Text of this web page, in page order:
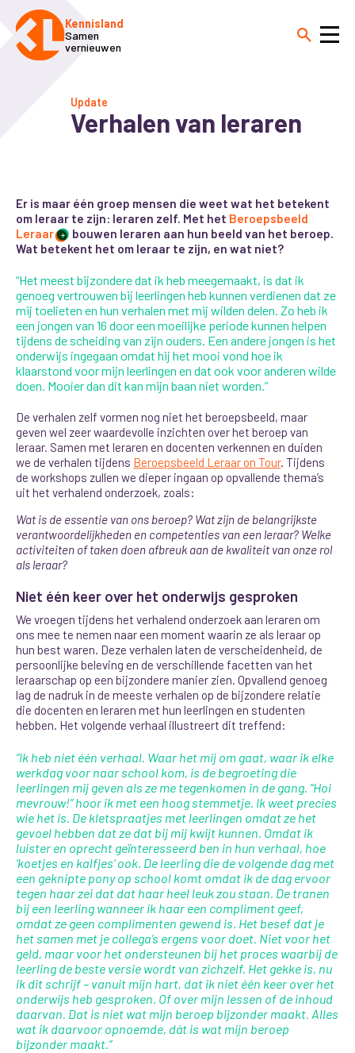
Kennisland
Samen
vernieuwen
Update
Verhalen van leraren
Er is maar één groep mensen die weet wat het betekent
om leraar te zijn: leraren zelf. Met het Beroepsbeeld
Leraar +
bouwen leraren aan hun beeld van het beroep.
Wat betekent het om leraar te zijn, en wat niet?
“Het meest bijzondere dat ik heb meegemaakt, is dat ik
genoeg vertrouwen bij leerlingen heb kunnen verdienen dat ze
mij toelieten en hun verhalen met mij wilden delen. Zo heb ik
een jongen van 16 door een moeilijke periode kunnen helpen
tijdens de scheiding van zijn ouders. Een andere jongen is het
onderwijs ingegaan omdat hij het mooi vond hoe ik
klaarstond voor mijn leerlingen en dat ook voor anderen wilde
doen. Mooier dan dit kan mijn baan niet worden.”
De verhalen zelf vormen nog niet het beroepsbeeld, maar
geven wel zeer waardevolle inzichten over het beroep van
leraar. Samen met leraren en docenten verkennen en duiden
we de verhalen tijdens Beroepsbeeld Leraar on Tour. Tijdens
de workshops zullen we dieper ingaan op opvallende thema’s
uit het verhalend onderzoek, zoals:
Wat is de essentie van ons beroep? Wat zijn de belangrijkste
verantwoordelijkheden en competenties van een leraar? Welke
activiteiten of taken doen afbreuk aan de kwaliteit van onze rol
als leraar?
Niet één keer over het onderwijs gesproken
We vroegen tijdens het verhalend onderzoek aan leraren om
ons mee te nemen naar een moment waarin ze als leraar op
hun best waren. Deze verhalen laten de verscheidenheid, de
persoonlijke beleving en de verschillende facetten van het
leraarschap op een bijzondere manier zien. Opvallend genoeg
lag de nadruk in de meeste verhalen op de bijzondere relatie
die docenten en leraren met hun leerlingen en studenten
hebben. Het volgende verhaal illustreert dit treffend:
“Ik heb niet één verhaal. Waar het mij om gaat, waar ik elke
werkdag voor naar school kom, is de begroeting die
leerlingen mij geven als ze me tegenkomen in de gang. “Hoi
mevrouw!” hoor ik met een hoog stemmetje. Ik weet precies
wie het is. De kletspraatjes met leerlingen omdat ze het
gevoel hebben dat ze dat bij mij kwijt kunnen. Omdat ik
luister en oprecht geïnteresseerd ben in hun verhaal, hoe
‘koetjes en kalfjes’ ook. De leerling die de volgende dag met
een geknipte pony op school komt omdat ik de dag ervoor
tegen haar zei dat dat haar heel leuk zou staan. De tranen
bij een leerling wanneer ik haar een compliment geef,
omdat ze geen complimenten gewend is. Het besef dat je
het samen met je collega’s ergens voor doet. Niet voor het
geld, maar voor het ondersteunen bij het proces waarbij de
leerling de beste versie wordt van zichzelf. Het gekke is, nu
ik dit schrijf – vanuit mijn hart, dat ik niet één keer over het
onderwijs heb gesproken. Of over mijn lessen of de inhoud
daarvan. Dat is niet wat mijn beroep bijzonder maakt. Alles
wat ik daarvoor opnoemde, dát is wat mijn beroep
bijzonder maakt.”